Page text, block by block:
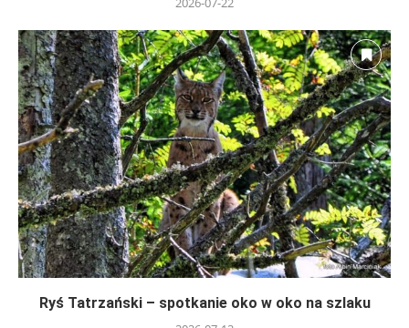
Ryś Tatrzański – spotkanie oko w oko na szlaku